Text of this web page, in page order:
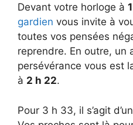
Devant votre horloge à
gardien vous invite à
toutes vos pensées
reprendre. En outre, un
persévérance vous est
à 2 h 22.
Pour 3 h 33, il s’agit